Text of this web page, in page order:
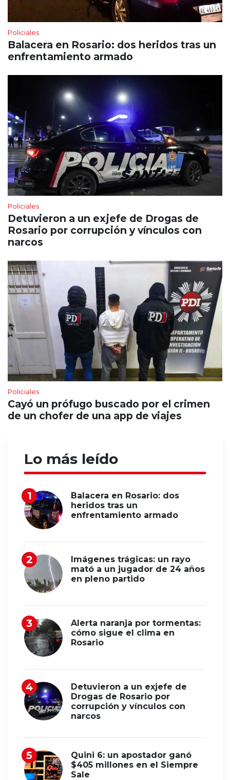
Policiales
Balacera en Rosario: dos heridos tras un
enfrentamiento armado
Policiales
Detuvieron a un exjefe de Drogas de
Rosario por corrupción y vínculos con
narcos
Policiales
Cayó un prófugo buscado por el crimen
de un chofer de una app de viajes
Lo más leído
Balacera en Rosario: dos
heridos tras un
enfrentamiento armado
Imágenes trágicas: un rayo
mató a un jugador de 24 años
en pleno partido
Alerta naranja por tormentas:
cómo sigue el clima en
Rosario
Detuvieron a un exjefe de
Drogas de Rosario por
corrupción y vínculos con
narcos
Quini 6: un apostador ganó
$405 millones en el Siempre
Sale